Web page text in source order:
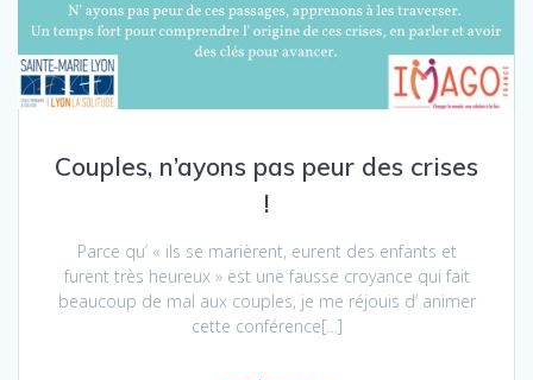
Couples, n’ayons pas peur des crises
!
Parce qu’ « ils se marièrent, eurent des enfants et
furent très heureux » est une fausse croyance qui fait
beaucoup de mal aux couples, je me réjouis d’ animer
cette conférence[…]